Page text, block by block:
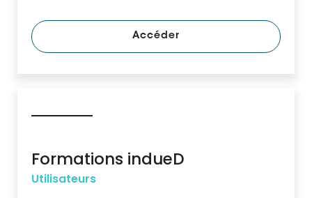
Accéder
Formations indueD
Utilisateurs